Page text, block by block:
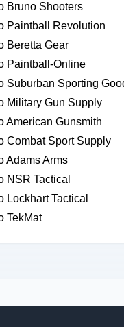
Bruno Shooters
Paintball Revolution
Beretta Gear
Paintball-Online
Suburban Sporting
Military Gun Supply
American Gunsmith
Combat Sport Supply
Adams Arms
NSR Tactical
Lockhart Tactical
TekMat